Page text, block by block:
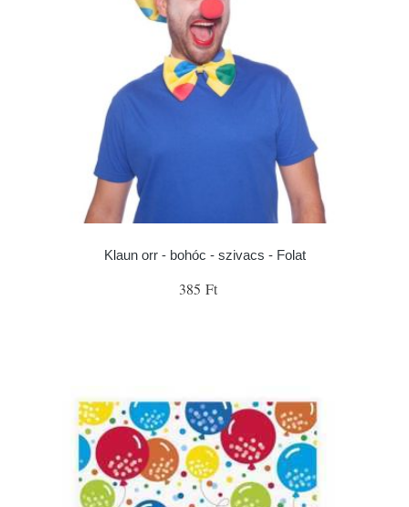
Klaun orr - bohóc - szivacs - Folat
385 Ft